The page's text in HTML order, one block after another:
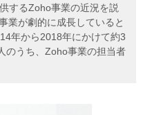
するZoho事業の近況を説
業が劇的に成長していると
年から2018年にかけて約3
のうち、Zoho事業の担当者